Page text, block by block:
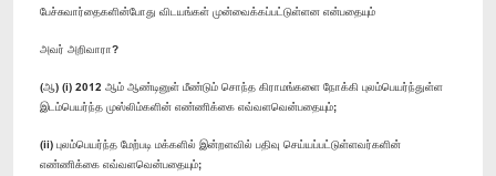
பேச்சுவார்தைகளின்போது விடயங்கள் முன்வைக்கப்பட்டுள்ளன என்பதையும்
அவர் அறிவாரா?
(ஆ) (i) 2012 ஆம் ஆண்டினுள் மீண்டும் சொந்த கிராமங்களை நோக்கி புலம்பெயர்ந்துள்ள
இடம்பெயர்ந்த முஸ்லிம்களின் எண்ணிக்கை எவ்வளவென்பதையும்;
(ii) புலம்பெயர்ந்த மேற்படி மக்களில் இன்றளவில் பதிவு செய்யப்பட்டுள்ளவர்களின்
எண்ணிக்கை எவ்வளவென்பதையும்;